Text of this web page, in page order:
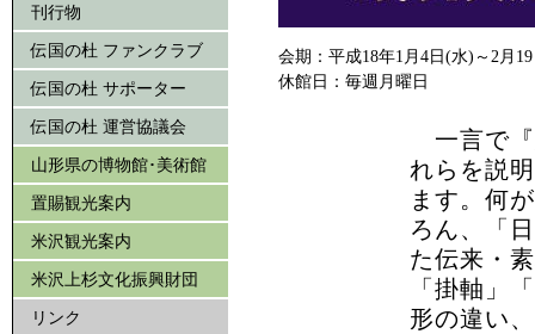
刊行物
伝国の杜 ファンクラブ
伝国の杜 サポーター
伝国の杜 運営協議会
山形県の博物館･美術館
置賜観光案内
米沢観光案内
米沢上杉文化振興財団
リンク
会期：平成18年1月4日(水)～2月
休館日：毎週月曜日
一言で『
れらを説
ます。何
ろん、「
た伝来・
「掛軸」
形の違い